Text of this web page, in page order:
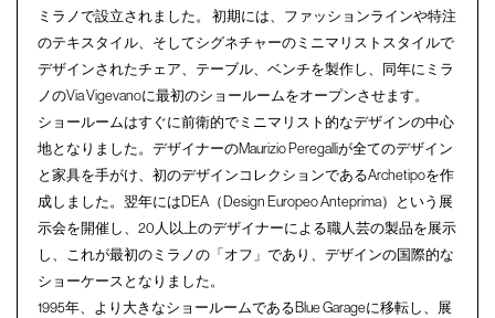
ミラノで設立されました。 初期には、ファッションラインや特注
のテキスタイル、そしてシグネチャーのミニマリストスタイルで
デザインされたチェア、テーブル、ベンチを製作し、同年にミラ
ノのVia Vigevanoに最初のショールームをオープンさせます。
ショールームはすぐに前衛的でミニマリスト的なデザインの中心
地となりました。デザイナーのMaurizio Peregalliが全てのデザイン
と家具を手がけ、初のデザインコレクションであるArchetipoを作
成しました。翌年にはDEA（Design Europeo Anteprima）という展
示会を開催し、20人以上のデザイナーによる職人芸の製品を展示
し、これが最初のミラノの「オフ」であり、デザインの国際的な
ショーケースとなりました。
1995年、より大きなショールームであるBlue Garageに移転し、展